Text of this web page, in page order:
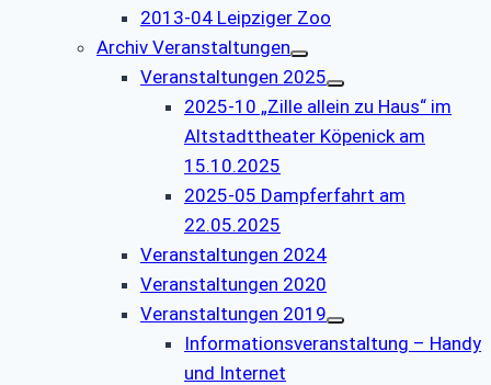
2013-04 Leipziger Zoo
Archiv Veranstaltungen
Veranstaltungen 2025
2025-10 „Zille allein zu Haus“ im
Altstadttheater Köpenick am
15.10.2025
2025-05 Dampferfahrt am
22.05.2025
Veranstaltungen 2024
Veranstaltungen 2020
Veranstaltungen 2019
Informationsveranstaltung – Handy
und Internet